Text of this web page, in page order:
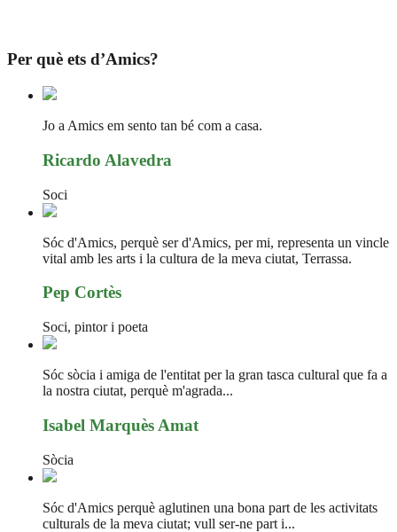
Per què ets d’Amics?
Jo a Amics em sento tan bé com a casa.
Ricardo Alavedra
Soci
Sóc d'Amics, perquè ser d'Amics, per mi, representa un vincle
vital amb les arts i la cultura de la meva ciutat, Terrassa.
Pep Cortès
Soci, pintor i poeta
Sóc sòcia i amiga de l'entitat per la gran tasca cultural que fa a
la nostra ciutat, perquè m'agrada...
Isabel Marquès Amat
Sòcia
Sóc d'Amics perquè aglutinen una bona part de les activitats
culturals de la meva ciutat; vull ser-ne part i...